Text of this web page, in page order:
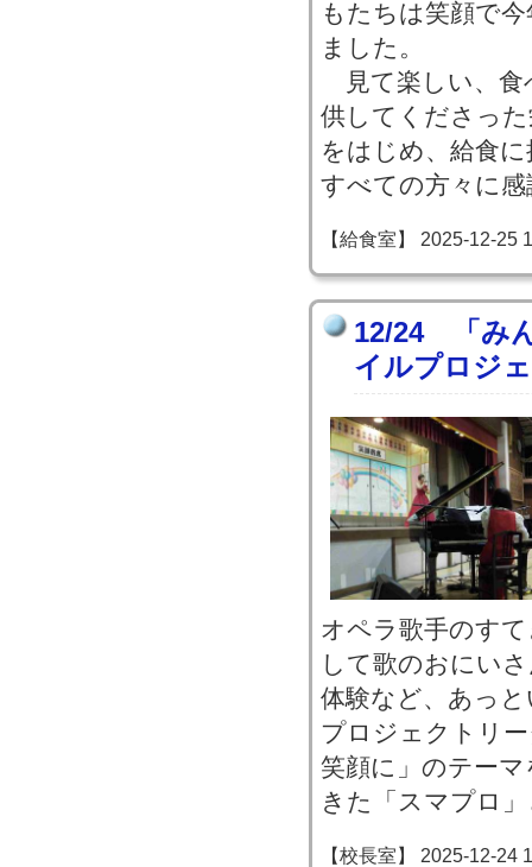
もたちは笑顔で
ました。
見て楽しい、食
供してくださっ
をはじめ、給食
すべての方々に
【給食室】 2025-12-25
12/24 「み
イルプロジ
オペラ歌手のす
して歌のおにい
体験など、あっ
プロジェクトリ
笑顔に」のテー
きた「スマプロ
【校長室】 2025-12-24